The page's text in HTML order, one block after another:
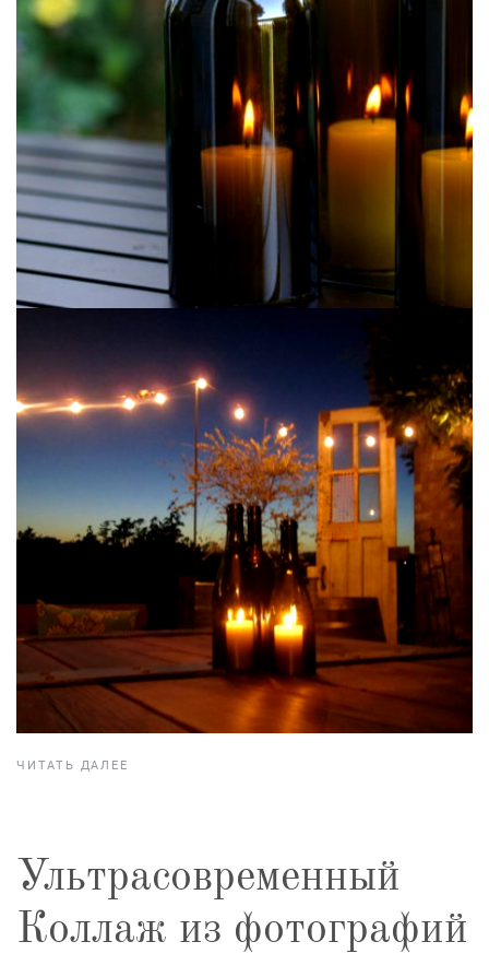
ЧИТАТЬ ДАЛЕЕ
Ультрасовременный
Коллаж из фотографий